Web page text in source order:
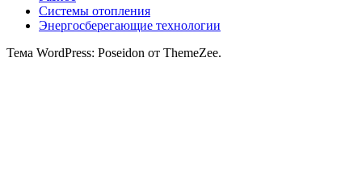
Системы отопления
Энергосберегающие технологии
Тема WordPress: Poseidon от ThemeZee.